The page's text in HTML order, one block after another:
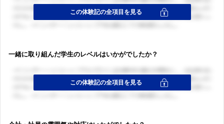
一緒に取り組んだ学生のレベルはいかがでしたか？